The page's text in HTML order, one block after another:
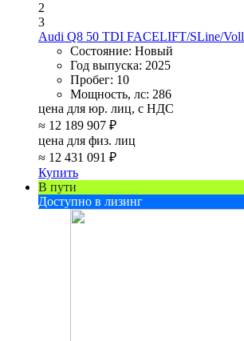
2
3
Audi Q8 50 TDI FACELIFT/SLine/Voll
Состояние: Новый
Год выпуска: 2025
Пробег: 10
Мощность, лс: 286
цена для юр. лиц, с НДС
≈ 12 189 907 ₽
цена для физ. лиц
≈ 12 431 091 ₽
Купить
В пути
Доступно в лизинг